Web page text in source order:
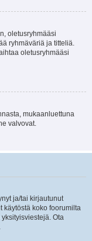
oletusryhmääsi
ryhmäväriä ja titteliä.
oletusryhmääsi
mukaanluettuna
valvovat.
ja/tai kirjautunut
käytöstä koko foorumilta
Ota